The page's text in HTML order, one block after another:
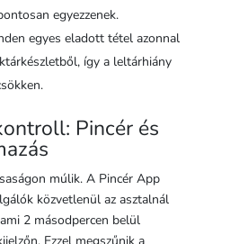
egyezzenek.
egyes eladott tétel azonnal
így a leltárhiány
Pincér és
múlik. A Pincér App
közvetlenül az asztalnál
2 másodpercen belül